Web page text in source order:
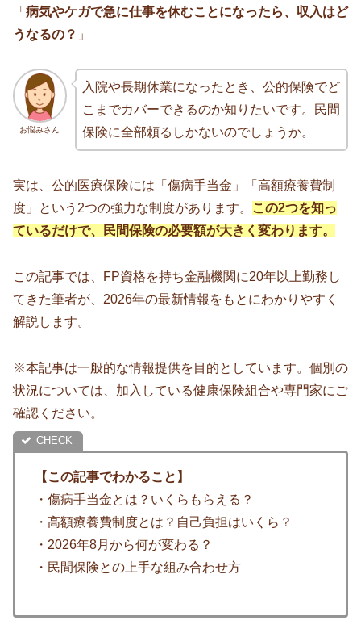
「 病気やケガで急に仕事を休むことになったら、収入はど
うなるの？ 」
お悩みさん
入院や長期休業になったとき、公的保険でど
こまでカバーできるのか知りたいです。民間
保険に全部頼るしかないのでしょうか。
実は、公的医療保険には「傷病手当金」「高額療養費制
度」という2つの強力な制度があります。
この2つを知っ
ているだけで、民間保険の必要額が大きく変わります。
この記事では、FP資格を持ち金融機関に20年以上勤務し
てきた筆者が、2026年の最新情報をもとにわかりやすく
解説します。
※本記事は一般的な情報提供を目的としています。個別の
状況については、加入している健康保険組合や専門家にご
確認ください。
【この記事でわかること】
・傷病手当金とは？いくらもらえる？
・高額療養費制度とは？自己負担はいくら？
・2026年8月から何が変わる？
・民間保険との上手な組み合わせ方